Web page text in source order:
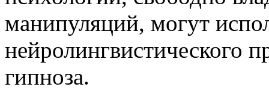
манипуляций, могут
нейролингвистического
гипноза.